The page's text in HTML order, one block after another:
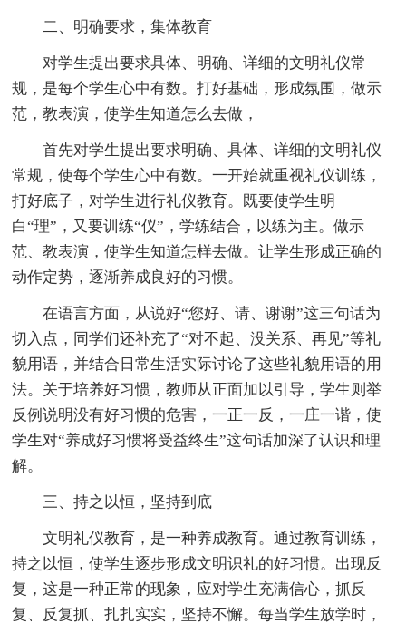
二、明确要求，集体教育
对学生提出要求具体、明确、详细的文明礼仪常
规，是每个学生心中有数。打好基础，形成氛围，做示
范，教表演，使学生知道怎么去做，
首先对学生提出要求明确、具体、详细的文明礼仪
常规，使每个学生心中有数。一开始就重视礼仪训练，
打好底子，对学生进行礼仪教育。既要使学生明
白“理”，又要训练“仪”，学练结合，以练为主。做示
范、教表演，使学生知道怎样去做。让学生形成正确的
动作定势，逐渐养成良好的习惯。
在语言方面，从说好“您好、请、谢谢”这三句话为
切入点，同学们还补充了“对不起、没关系、再见”等礼
貌用语，并结合日常生活实际讨论了这些礼貌用语的用
法。关于培养好习惯，教师从正面加以引导，学生则举
反例说明没有好习惯的危害，一正一反，一庄一谐，使
学生对“养成好习惯将受益终生”这句话加深了认识和理
解。
三、持之以恒，坚持到底
文明礼仪教育，是一种养成教育。通过教育训练，
持之以恒，使学生逐步形成文明识礼的好习惯。出现反
复，这是一种正常的现象，应对学生充满信心，抓反
复、反复抓、扎扎实实，坚持不懈。每当学生放学时，